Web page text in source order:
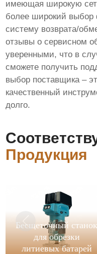
имеющая широкую
более широкий
систему возврата/
отзывы о сервисном
уверенными, что в
сможете получить
выбор поставщика –
качественный
долго.
Продукция
Бесщеточный станок
для обрезки
литиевых батарей